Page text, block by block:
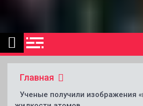
Главная
Ученые получили изображения